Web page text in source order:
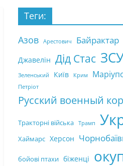
Теги:
Азов
Арестович Байрактар
Джавелін Дід Стас
Зеленський Київ Крим
Петріот
Русский военный
Тракторні війська Трамп
Хаймарс Херсон
бойові птахи біженці